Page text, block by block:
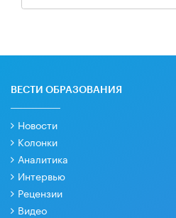
ВЕСТИ ОБРАЗОВАНИЯ
Новости
Колонки
Аналитика
Интервью
Рецензии
Видео